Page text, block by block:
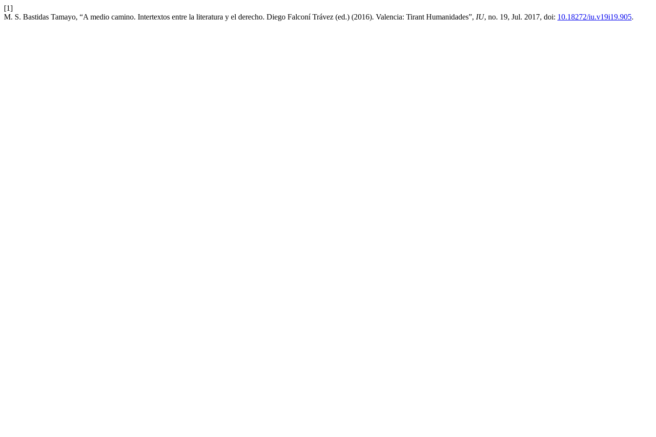
[1]
M. S. Bastidas Tamayo, “A medio camino. Intertextos entre la literatura y el derecho. Diego Falconí Trávez (ed.) (2016). Valencia: Tirant Humanidades”, IU, no. 19, Jul. 2017, doi: 10.18272/iu.v19i19.905.